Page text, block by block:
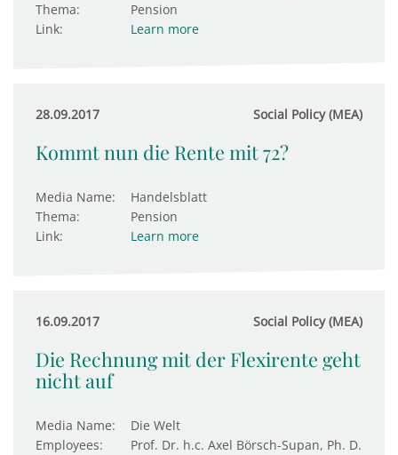
Thema:
Pension
Link:
Learn more
28.09.2017 Social Policy (MEA)
Kommt nun die Rente mit 72?
Media Name:
Handelsblatt
Thema:
Pension
Link:
Learn more
16.09.2017 Social Policy (MEA)
Die Rechnung mit der Flexirente geht
nicht auf
Media Name:
Die Welt
Employees:
Prof. Dr. h.c. Axel Börsch-Supan, Ph. D.